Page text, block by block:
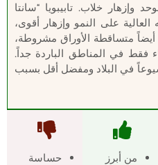
وإزهار خلاب. تابيبويا “سانتا
على النمو وإزهار أقوى،
متساقطة الأوراق مشروطة،
فقط في المناطق الباردة جداً.
في البلاد ومفضل أقل بسبب
من أبرز
حساسة